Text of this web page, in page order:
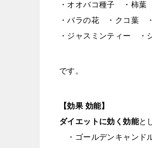
・オオバコ種子 ・柿葉
・バラの花 ・クコ葉
・ジャスミンティー ・
です。
【効果 効能】
ダイエットに効く効能と
・ゴールデンキャンド